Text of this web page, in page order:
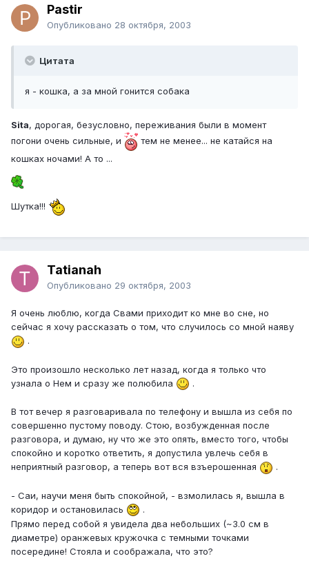
Pastir
Опубликовано 28 октября, 2003
Цитата
я - кошка, а за мной гонится собака
Sita, дорогая, безусловно, переживания были в момент
погони очень сильные, и
тем не менее... не катайся на
кошках ночами! А то ...
Шутка!!!
Tatianah
Опубликовано 29 октября, 2003
Я очень люблю, когда Свами приходит ко мне во сне, но
сейчас я хочу рассказать о том, что случилось со мной наяву
.
Это произошло несколько лет назад, когда я только что
узнала о Нем и сразу же полюбила
.
В тот вечер я разговаривала по телефону и вышла из себя по
совершенно пустому поводу. Стою, возбужденная после
разговора, и думаю, ну что же это опять, вместо того, чтобы
спокойно и коротко ответить, я допустила увлечь себя в
неприятный разговор, а теперь вот вся взъерошенная
.
- Саи, научи меня быть спокойной, - взмолилась я, вышла в
коридор и остановилась
.
Прямо перед собой я увидела два небольших (~3.0 см в
диаметре) оранжевых кружочка с темными точками
посередине! Стояла и соображала, что это?